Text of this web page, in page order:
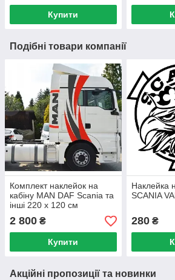
Купити
Подібні товари компанії
Комплект наклейок на
кабіну MAN DAF Scania та
інші 220 x 120 см
2 800 ₴
Купити
Наклейка
SCANIA
280₴
Акційні пропозиції та новинки